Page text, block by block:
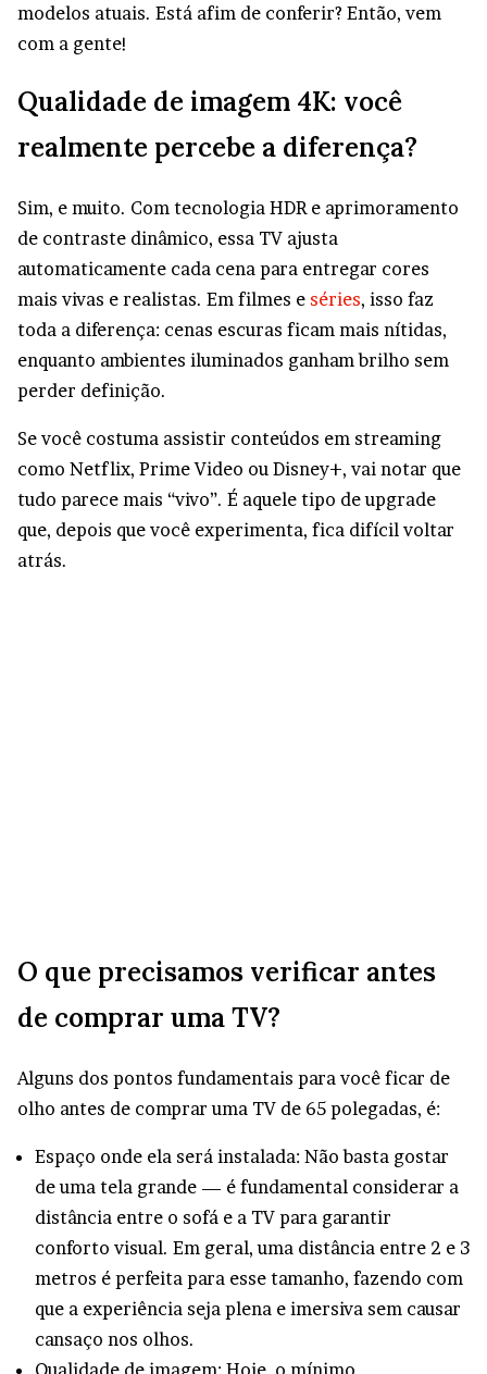
modelos atuais. Está afim de conferir? Então, vem
com a gente!
Qualidade de imagem 4K: você
realmente percebe a diferença?
Sim, e muito. Com tecnologia HDR e aprimoramento
de contraste dinâmico, essa TV ajusta
automaticamente cada cena para entregar cores
mais vivas e realistas. Em filmes e séries, isso faz
toda a diferença: cenas escuras ficam mais nítidas,
enquanto ambientes iluminados ganham brilho sem
perder definição.
Se você costuma assistir conteúdos em streaming
como Netflix, Prime Video ou Disney+, vai notar que
tudo parece mais “vivo”. É aquele tipo de upgrade
que, depois que você experimenta, fica difícil voltar
atrás.
O que precisamos verificar antes
de comprar uma TV?
Alguns dos pontos fundamentais para você ficar de
olho antes de comprar uma TV de 65 polegadas, é:
Espaço onde ela será instalada: Não basta gostar
de uma tela grande — é fundamental considerar a
distância entre o sofá e a TV para garantir
conforto visual. Em geral, uma distância entre 2 e 3
metros é perfeita para esse tamanho, fazendo com
que a experiência seja plena e imersiva sem causar
cansaço nos olhos.